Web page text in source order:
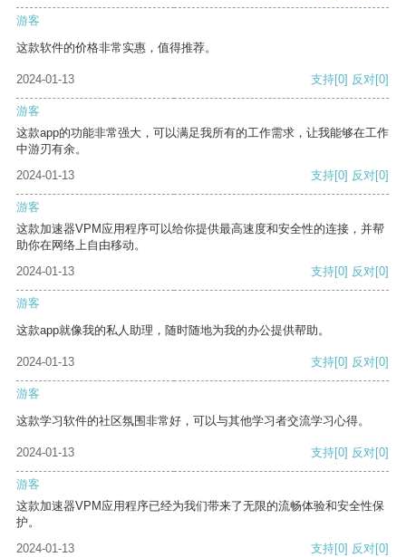
游客
这款软件的价格非常实惠，值得推荐。
2024-01-13 支持[0] 反对[0]
游客
这款app的功能非常强大，可以满足我所有的工作需求，让我能够在工作
中游刃有余。
2024-01-13
支持[0] 反对[0]
游客
这款加速器VPM应用程序可以给你提供最高速度和安全性的连接，并帮
助你在网络上自由移动。
2024-01-13
支持[0] 反对[0]
游客
这款app就像我的私人助理，随时随地为我的办公提供帮助。
2024-01-13 支持[0] 反对[0]
游客
这款学习软件的社区氛围非常好，可以与其他学习者交流学习心得。
2024-01-13 支持[0] 反对[0]
游客
这款加速器VPM应用程序已经为我们带来了无限的流畅体验和安全性保
护。
2024-01-13
支持[0] 反对[0]